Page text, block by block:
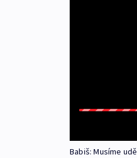
Babiš: Musíme